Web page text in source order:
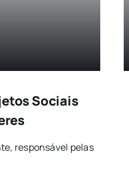
Sociais
responsável pelas